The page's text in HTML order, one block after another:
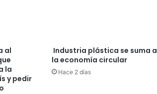
al
la
y pedir
Industria plástica se suma a
la economía circular
Hace 2 días